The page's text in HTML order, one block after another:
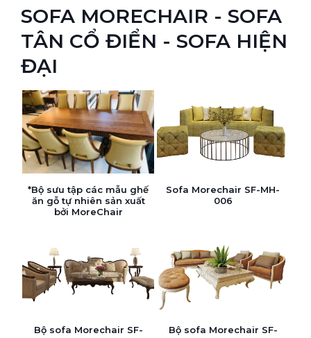
SOFA MORECHAIR - SOFA
TÂN CỔ ĐIỂN - SOFA HIỆN
ĐẠI
*Bộ sưu tập các mẫu ghế
ăn gỗ tự nhiên sản xuất
bởi MoreChair
Sofa Morechair SF-MH-
006
Bộ sofa Morechair SF-
Bộ sofa Morechair SF-